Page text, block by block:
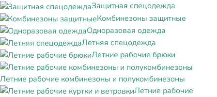
Защитная спецодежда
Комбинезоны защитные
Одноразовая одежда
Летняя спецодежда
Летние рабочие брюки
Летние рабочие комбинезоны и полукомбинезоны
Летние рабочие